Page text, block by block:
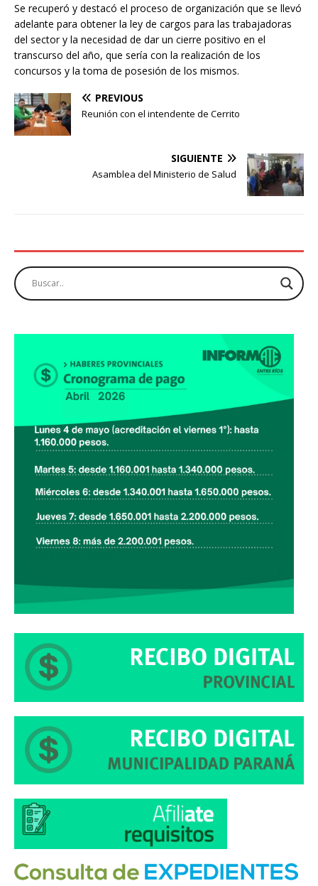
Se recuperó y destacó el proceso de organización que se llevó
adelante para obtener la ley de cargos para las trabajadoras
del sector y la necesidad de dar un cierre positivo en el
transcurso del año, que sería con la realización de los
concursos y la toma de posesión de los mismos.
PREVIOUS
Reunión con el intendente de Cerrito
SIGUIENTE
Asamblea del Ministerio de Salud